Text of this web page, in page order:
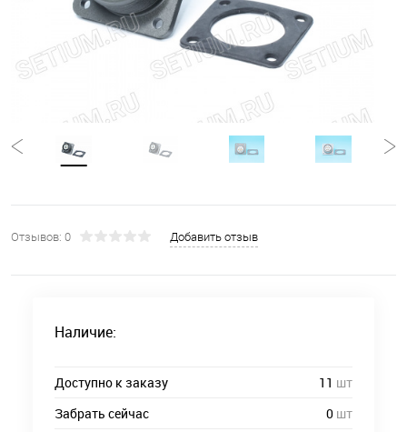
Отзывов: 0 Добавить отзыв
Наличие:
Доступно к заказу 11 шт
Забрать сейчас
0 шт